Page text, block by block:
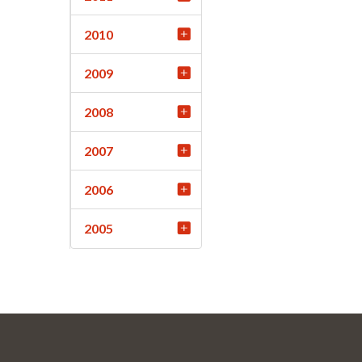
2010
2009
2008
2007
2006
2005